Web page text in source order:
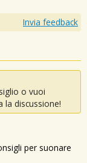
Invia feedback
o vuoi
la discussione!
per suonare